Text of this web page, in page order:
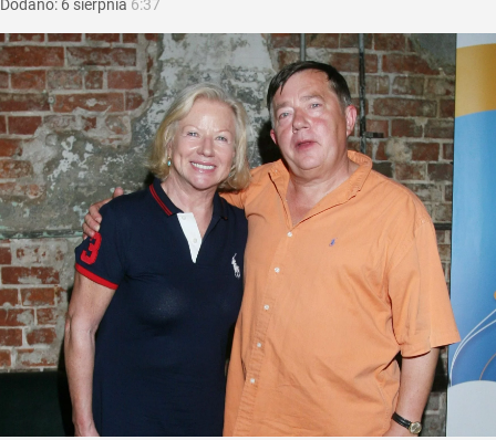
Dodano: 6 sierpnia 6:37